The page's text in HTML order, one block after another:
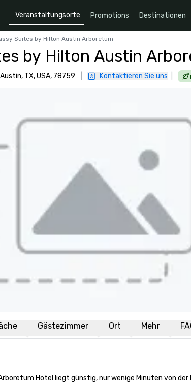
Veranstaltungsorte Promotions Destinationen
Suites by Hilton Austin Arboretum
by Hilton Austin
TX, USA, 78759 Kontaktieren Sie uns
Gästezimmer Ort Mehr
Hotel liegt günstig, nur wenige Minuten von